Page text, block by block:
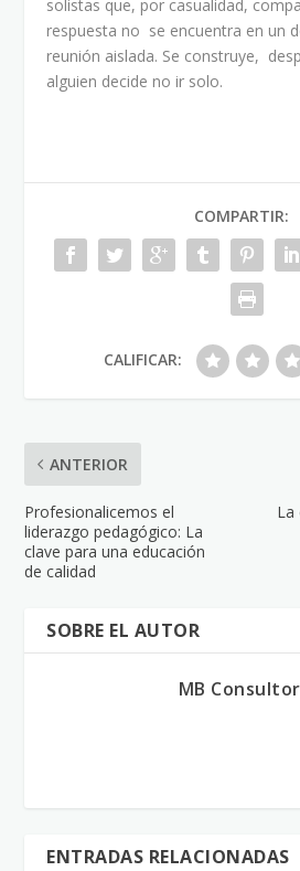
solistas que, por casualidad,
respuesta no se encuentra en un
reunión aislada. Se construye,
alguien decide no ir solo.
COMPARTIR:
CALIFICAR:
ANTERIOR
Profesionalicemos el
liderazgo pedagógico: La
clave para una educación
de calidad
La
SOBRE EL AUTOR
MB
ENTRADAS RELACIONADAS